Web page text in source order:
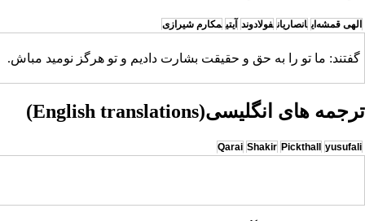
الهی قمشه‌ای انصاریان فولادوند آیتی مکارم شیرازی
گفتند: ما تو را به حق و حقیقت بشارت دادیم و تو هرگز نومید مباش.
ترجمه های انگلیسی(English translations)
Qarai Shakir Pickthall yusufali